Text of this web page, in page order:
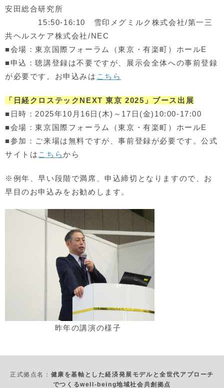
安田総合研究所
15:50-16:10 雪印メグミルク株式会社/第一三
共ヘルスケア株式会社/NEC
■会場：東京国際フォーラム（東京・有楽町）ホールE
■申込：聴講登録は不要ですが、展示会全体への事前登録
が必要です。お申込みは こちら
「日経クロステックNEXT 東京 2025」ブース出展
■日時：2025年10月16日(木)～17日(金)10:00-17:00
■会場：東京国際フォーラム（東京・有楽町）ホールE
■参加：ご来場は無料ですが、事前登録が必要です。公式
サイトは こちらから
※例年、早い段階で満席、申込締切となりますので、お
早目のお申込みをお勧めします。
昨年の講演の様子
正式拠点名： 健康を基軸とした経済発展モデルと全世代アプローチ
でつくるwell-being地域社会共創拠点